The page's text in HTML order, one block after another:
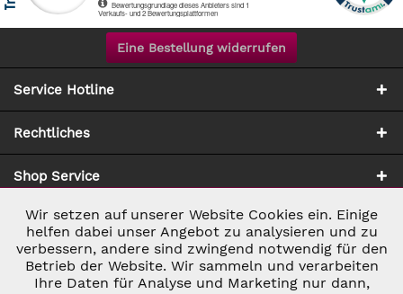
Eine Bestellung widerrufen
Service Hotline
Rechtliches
Shop Service
Zahlung & Versand
Notwendig Aktiv
Marketing Inaktiv
Wir setzen auf unserer Website Cookies ein. Einige
helfen dabei unser Angebot zu analysieren und zu
verbessern, andere sind zwingend notwendig für den
Betrieb der Website. Wir sammeln und verarbeiten
Ihre Daten für Analyse und Marketing nur dann,